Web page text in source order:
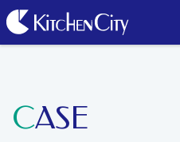
CASE